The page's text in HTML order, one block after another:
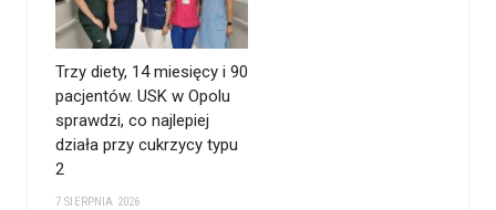
Trzy diety, 14 miesięcy i 90
pacjentów. USK w Opolu
sprawdzi, co najlepiej
działa przy cukrzycy typu
2
7 SIERPNIA 2026